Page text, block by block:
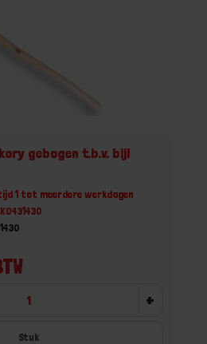
gebogen t.b.v. bijl
1 tot meerdere werkdagen
+
Stuk